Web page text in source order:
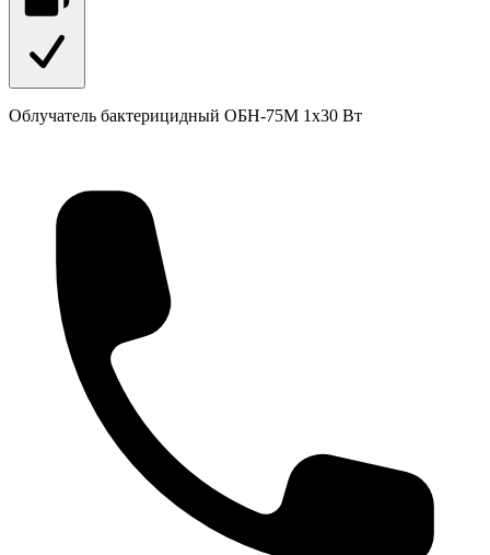
Облучатель бактерицидный ОБН-75М 1х30 Вт